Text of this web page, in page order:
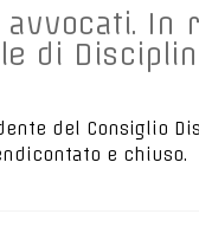
In
di
del Consiglio
e chiuso.